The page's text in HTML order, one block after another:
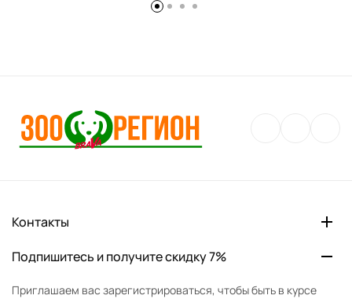
Контакты
Подпишитесь и получите скидку 7%
Приглашаем вас зарегистрироваться, чтобы быть в курсе